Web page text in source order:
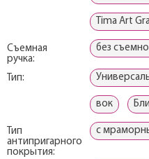
Tima Art
Съемная
ручка:
без
Тип:
вок
Тип
антипригарного
покрытия:
с